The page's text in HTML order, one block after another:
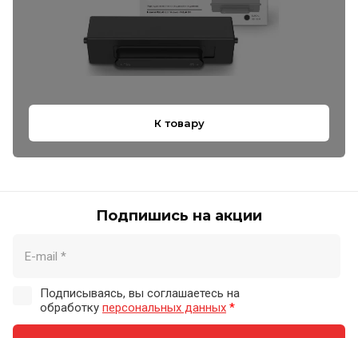
К товару
Подпишись на акции
Подписываясь, вы соглашаетесь на
обработку персональных данных *